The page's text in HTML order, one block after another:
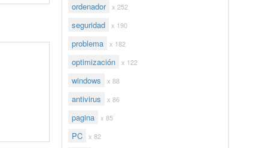
ordenador x 252
seguridad x 190
problema x 182
optimización x 122
windows x 88
antivirus x 86
pagina x 85
PC x 82